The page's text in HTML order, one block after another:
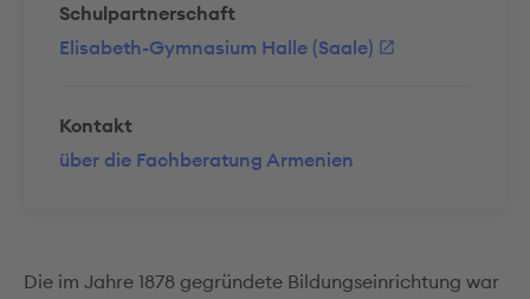
Schulpartnerschaft
Elisabeth-Gymnasium Halle (Saale)
Kontakt
über die Fachberatung Armenien
Die im Jahre 1878 gegründete Bildungseinrichtung war